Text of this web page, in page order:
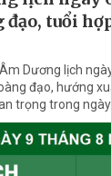
tuổi
Dương lịch
đạo, hướng
trọng trong ngày.